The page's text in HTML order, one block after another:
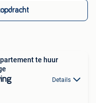
te huur
Details